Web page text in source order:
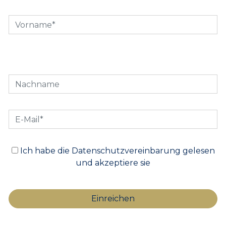
Ich habe die Datenschutzvereinbarung gelesen
und akzeptiere sie